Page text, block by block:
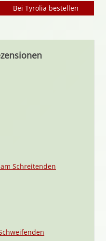
Bei Tyrolia bestellen
Schreitenden